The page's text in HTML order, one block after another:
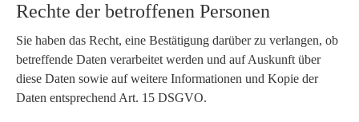
Rechte der betroffenen Personen
Sie haben das Recht, eine Bestätigung darüber zu verlangen, ob
betreffende Daten verarbeitet werden und auf Auskunft über
diese Daten sowie auf weitere Informationen und Kopie der
Daten entsprechend Art. 15 DSGVO.